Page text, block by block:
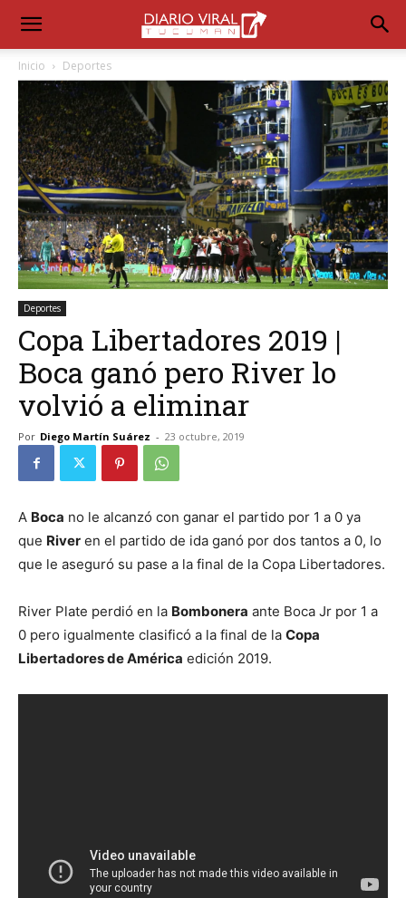
Inicio Deportes
Deportes
Copa Libertadores 2019 |
Boca ganó pero River lo
volvió a eliminar
Por Diego Martín Suárez - 23 octubre, 2019
A Boca no le alcanzó con ganar el partido por 1 a 0 ya
que River en el partido de ida ganó por dos tantos a 0, lo
que le aseguró su pase a la final de la Copa Libertadores.
River Plate perdió en la Bombonera ante Boca Jr por 1 a
0 pero igualmente clasificó a la final de la Copa
Libertadores de América edición 2019.